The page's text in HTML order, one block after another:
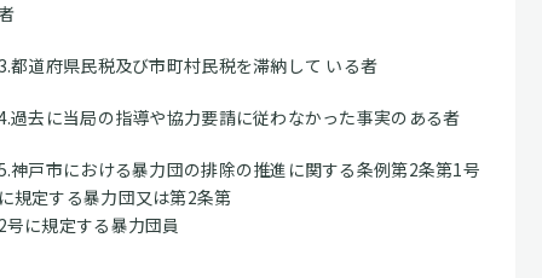
都道府県民税及び市町村民税を滞納して いる者
過去に当局の指導や協力要請に従わなかった事実のある者
神戸市における暴力団の排除の推進に関する条例第2条第1号
規定する暴力団又は第2条第
号に規定する暴力団員